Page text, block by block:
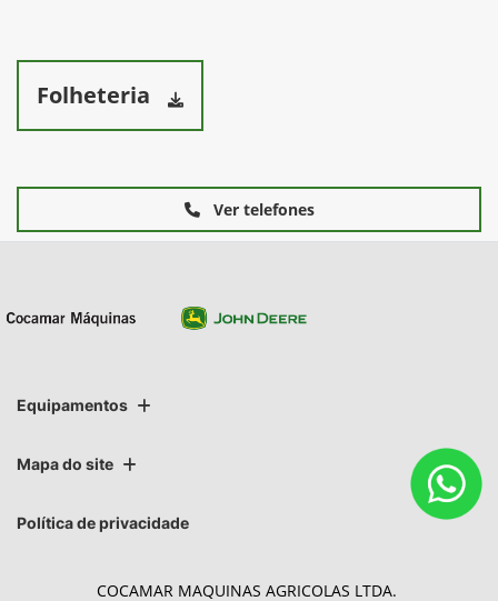
Folheteria
Ver telefones
Equipamentos
Mapa do site
Política de privacidade
COCAMAR MAQUINAS AGRICOLAS LTDA.